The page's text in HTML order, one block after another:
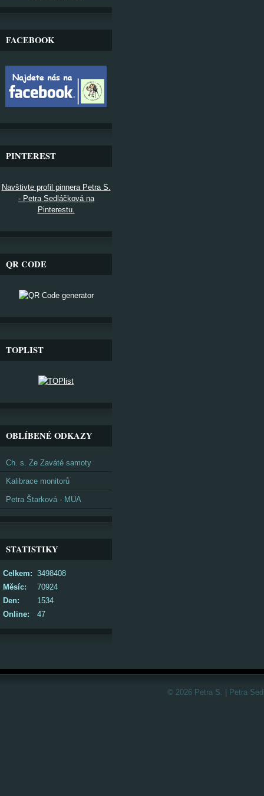
FACEBOOK
PINTEREST
Navštivte profil pinnera Petra S.
- Petra Sedláčková na
Pinterestu.
QR CODE
TOPLIST
OBLÍBENÉ ODKAZY
Ch. s. Ze Zaváté samoty
Kalibrace monitorů
Petra Štarková - MUA
STATISTIKY
Online: 47
Celkem: 3498408
Měsíc:
70924
Den:
1534
© 2026 Petra S. | Petra